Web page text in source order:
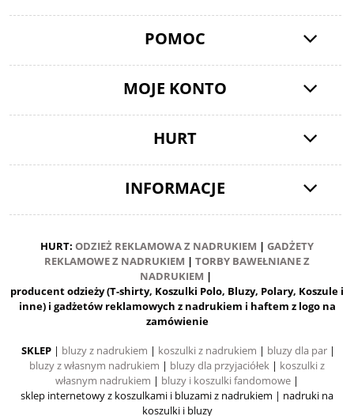
POMOC
MOJE KONTO
HURT
INFORMACJE
HURT: ODZIEŻ REKLAMOWA Z NADRUKIEM | GADŻETY
REKLAMOWE Z NADRUKIEM | TORBY BAWEŁNIANE Z
NADRUKIEM |
producent odzieży (T-shirty, Koszulki Polo, Bluzy, Polary, Koszule i
inne) i gadżetów reklamowych z nadrukiem i haftem z logo na
zamówienie
SKLEP | bluzy z nadrukiem | koszulki z nadrukiem | bluzy dla par |
bluzy z własnym nadrukiem | bluzy dla przyjaciółek | koszulki z
własnym nadrukiem | bluzy i koszulki fandomowe |
sklep internetowy z koszulkami i bluzami z nadrukiem | nadruki na
koszulki i bluzy